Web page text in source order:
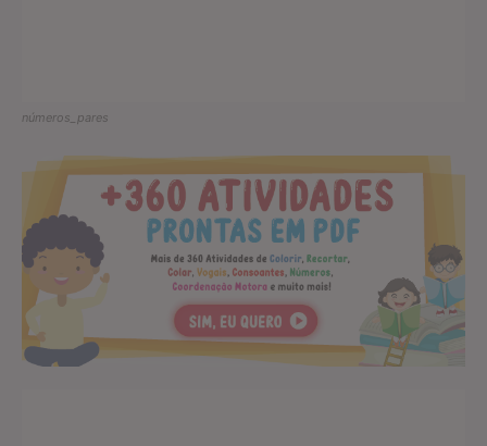
números_pares